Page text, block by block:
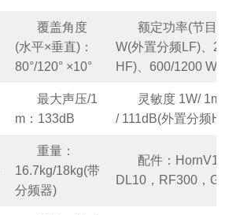
覆盖角度
(水平×垂直)：
80°/120° ×10°
额定功率(节目
W(外置分频LF)、
HF)、600/1200
最大声压/1
m：133dB
灵敏度 1W/
/ 111dB(外置分频
重量：
16.7kg/18kg(带
分频器)
配件：
DL10，RF300，